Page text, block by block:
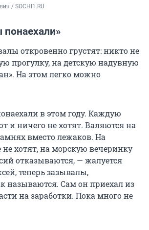
/ SOCHI1.RU
откровенно грустят: никто не
прогулку, на детскую надувную
На этом легко можно
в этом году. Каждую
и ничего не хотят. Валяются на
вместо лежаков. На
хотят, на морскую вечеринку
отказываются, — жалуется
теперь зазывалы,
называются. Сам он приехал из
на заработки. Пока много не